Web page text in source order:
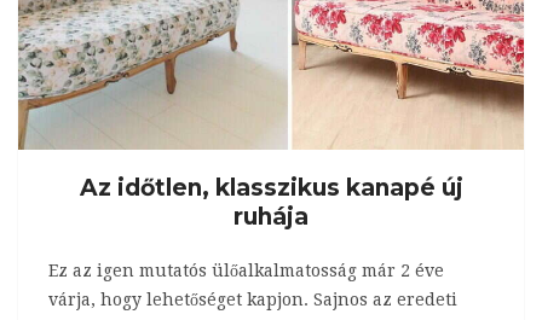
Az időtlen, klasszikus kanapé új
ruhája
Ez az igen mutatós ülőalkalmatosság már 2 éve
várja, hogy lehetőséget kapjon. Sajnos az eredeti